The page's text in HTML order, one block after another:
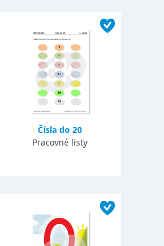
Čísla do 20
Pracovné listy